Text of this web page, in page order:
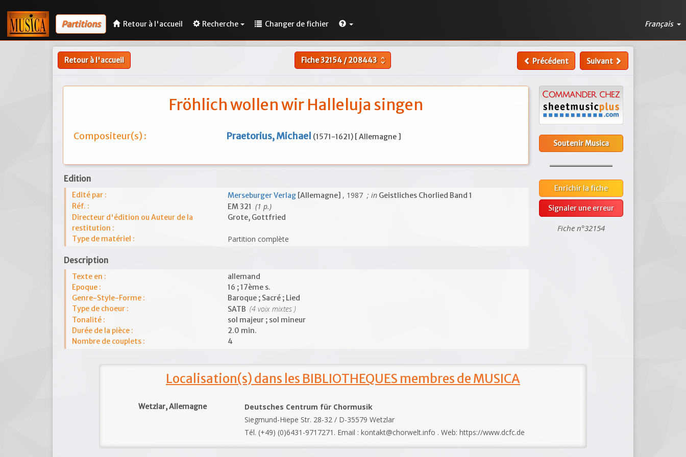
Partitions Retour à l'accueil Recherche Changer de fichier Français
Retour à l'accueil Fiche32154/208443 unfold_more Précédent Suivant
Fröhlich wollen wir Halleluja singen
Compositeur(s) : Praetorius, Michael (1571-1621) [ Allemagne ]
Edition
Edité par : Merseburger Verlag [Allemagne] , 1987 ; in Geistliches Chorlied Band 1
Réf. :
EM 321 (1 p.)
Directeur d'édition ou Auteur de la
restitution :
Grote, Gottfried
Type de matériel : Partition complète
Description
Texte en :
allemand
Epoque :
16 ; 17ème s.
Genre-Style-Forme :
Baroque ; Sacré ; Lied
Type de choeur :
SATB (4 voix mixtes )
Tonalité :
sol majeur ; sol mineur
Durée de la pièce :
2.0 min.
Nombre de couplets :
4
Soutenir Musica
Enrichir la fiche
Signaler une erreur
Fiche n°32154
Localisation(s) dans les BIBLIOTHEQUES membres de MUSICA
Wetzlar, Allemagne
Deutsches Centrum für Chormusik
Siegmund-Hiepe Str. 28-32 / D-35579 Wetzlar
Tél. (+49) (0)6431-9717271. Email : kontakt@chorwelt.info . Web: https://www.dcfc.de